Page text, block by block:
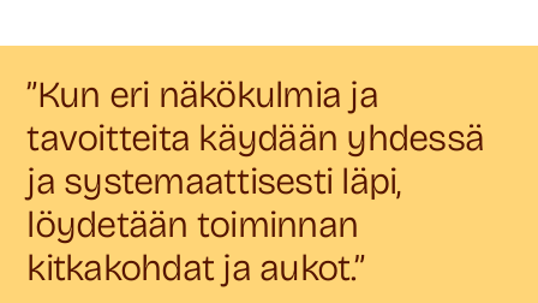
”Kun eri näkökulmia ja
tavoitteita käydään yhdessä
ja systemaattisesti läpi,
löydetään toiminnan
kitkakohdat ja aukot.”